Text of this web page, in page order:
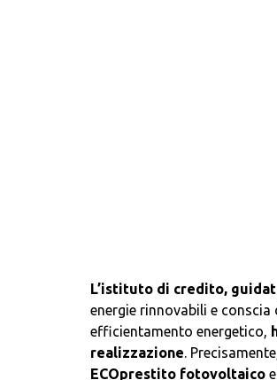
L’istituto di credito,
energie rinnovabili e
efficientamento energetico,
realizzazione.
ECOprestito fotovoltaico